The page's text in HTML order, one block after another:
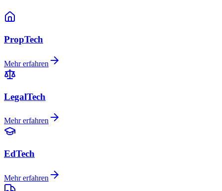
PropTech
Mehr erfahren
LegalTech
Mehr erfahren
EdTech
Mehr erfahren